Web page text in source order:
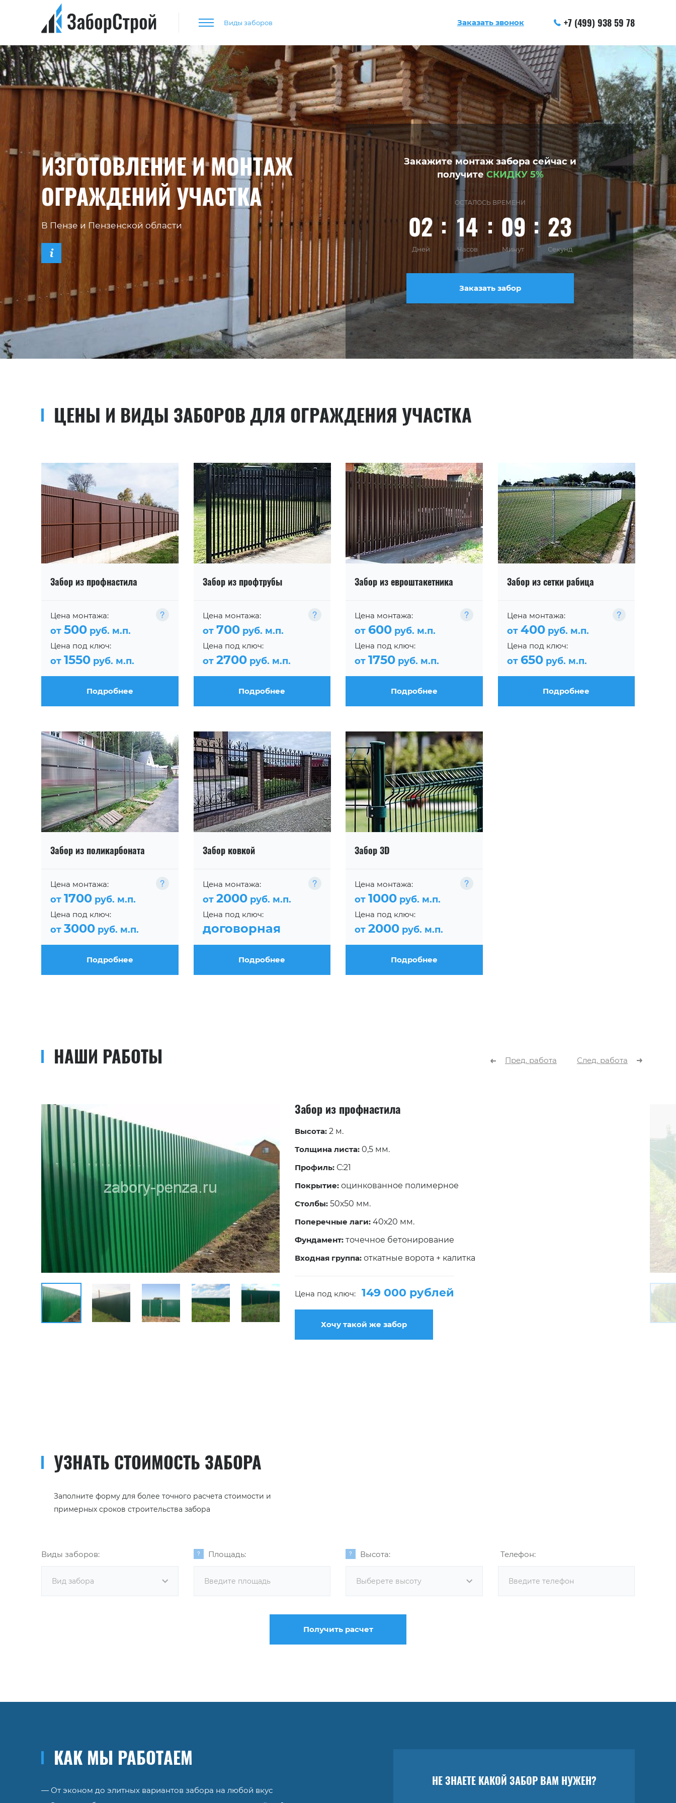
Виды заборов Заказать звонок +7 (499) 938 59 78
ИЗГОТОВЛЕНИЕ И МОНТАЖ
ОГРАЖДЕНИЙ УЧАСТКА
В Пензе и Пензенской области
Закажите монтаж забора сейчас и
получите СКИДКУ 5%
ОСТАЛОСЬ ВРЕМЕНИ
02 14 09 21
Дней Часов Минут Секунд
Заказать забор
ЦЕНЫ И ВИДЫ ЗАБОРОВ ДЛЯ ОГРАЖДЕНИЯ УЧАСТКА
Забор из профнастила
Цена монтажа:
от 500 руб. м.п.
Цена под ключ:
от 1550 руб. м.п.
Подробнее
Забор из профтрубы
Цена монтажа:
от 700руб. м.п.
Цена под ключ:
от 2700руб. м.п.
Подробнее
Забор из евроштакетника
Цена монтажа:
от 600 руб. м.п.
Цена под ключ:
от 1750 руб. м.п.
Подробнее
Забор из сетки рабица
Цена монтажа:
от 400руб. м.п.
Цена под ключ:
от 650руб. м.п.
Подробнее
Забор из поликарбоната
Цена монтажа:
от 1700 руб. м.п.
Цена под ключ:
от 3000 руб. м.п.
Подробнее
Забор ковкой
Цена монтажа:
от 2000руб. м.п.
Цена под ключ:
договорная
Подробнее
Забор 3D
Цена монтажа:
от 1000 руб. м.п.
Цена под ключ:
от 2000 руб. м.п.
Подробнее
НАШИ РАБОТЫ Пред. работа
Забор из профнастила
Высота: 2 м.
Толщина листа: 0,5 мм.
Профиль: С:21
Покрытие: оцинкованное полимерное
Столбы: 50х50 мм.
Поперечные лаги: 40х20 мм.
Фундамент: точечное бетонирование
Входная группа: откатные ворота + калитка
Цена под ключ:149 000 рублей
Хочу такой же забор
След. работа
УЗНАТЬ СТОИМОСТЬ ЗАБОРА
Заполните форму для более точного расчета стоимости и
примерных сроков строительства забора
Виды заборов:
Вид забора
Площадь: Высота:
Выберете высоту
Телефон:
Получить расчет
КАК МЫ РАБОТАЕМ
— От эконом до элитных вариантов забора на любой вкус
НЕ ЗНАЕТЕ КАКОЙ ЗАБОР ВАМ НУЖЕН?